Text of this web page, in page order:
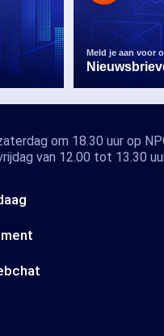
Meld je aan voor
om 18.30 uur op
van 12.00 tot 13.30